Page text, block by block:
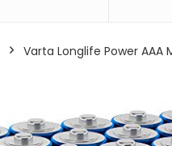
Varta Longlife Power